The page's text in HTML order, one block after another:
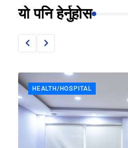
यो पनि हेर्नुहोस
HEALTH/HOSPITAL